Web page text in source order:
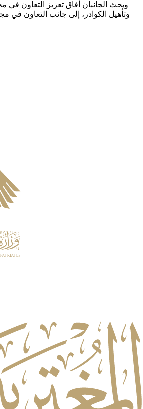
وبحث الجانبان آفاق تعزيز التعاون في
وتأهيل الكوادر، إلى جانب التعاون في